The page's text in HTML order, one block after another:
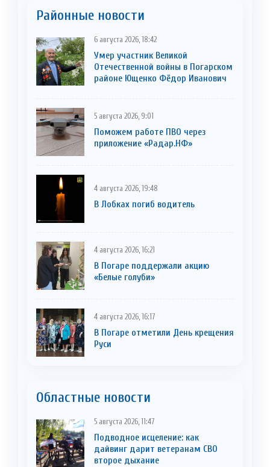
Районные новости
6 августа 2026, 18:42
Умер участник Великой
Отечественной войны в Погарском
районе Ющенко Фёдор Иванович
5 августа 2026, 9:01
Поможем работе ПВО через
приложение «Радар.НФ»
4 августа 2026, 19:48
В Лобках погиб водитель
4 августа 2026, 16:21
В Погаре поддержали акцию
«Белые голуби»
4 августа 2026, 16:17
В Погаре отметили День крещения
Руси
Областные новости
5 августа 2026, 11:47
Подводное исцеление: как
дайвинг дарит ветеранам СВО
второе дыхание